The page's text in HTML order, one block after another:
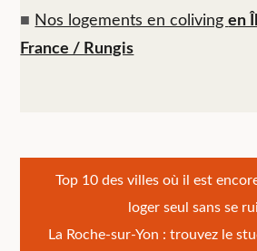
■ Nos logements en colivingen
France / Rungis
Navigation
de
Top 10 des villes où il est
loger seul sans se
La Roche-sur-Yon : trouvez le